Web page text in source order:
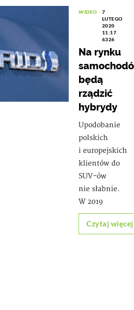
WIDEO
7
LUTEGO
2020
11:17
6326
Na rynku
będą
rządzić
hybrydy
Upodobanie
polskich
i europejskich
klientów do
SUV-ów
nie słabnie.
W 2019
Czytaj więcej